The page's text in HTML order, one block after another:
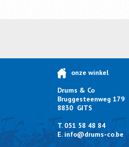
onze winkel
Drums & Co
Bruggesteenweg 179
8830 GITS
T. 051 58 48 84
E.info@drums-co.be